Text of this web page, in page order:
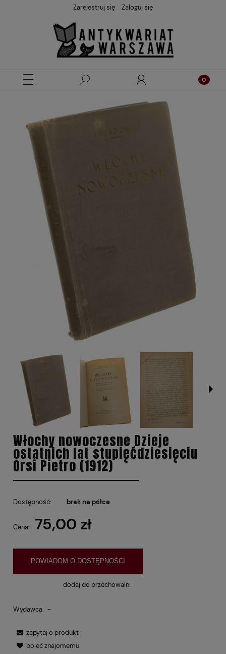
Zarejestruj się Zaloguj się
Włochy nowoczesne Dzieje
ostatnich lat stupięćdziesięciu
Orsi Pietro (1912)
Dostępność: brak na półce
Cena: 75,00 zł
POWIADOM O DOSTĘPNOŚCI
dodaj do przechowalni
Wydawca: -
zapytaj o produkt
poleć znajomemu